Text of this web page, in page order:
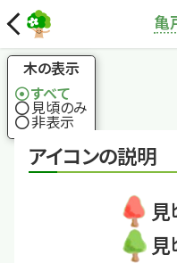
アイコンの説明
亀
アジ
国土地理院
木の表示
すべて
見頃のみ
非表示